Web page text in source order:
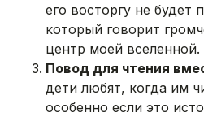
его восторгу не будет
который говорит
центр моей
Повод для чтения
дети любят, когда им
особенно если это